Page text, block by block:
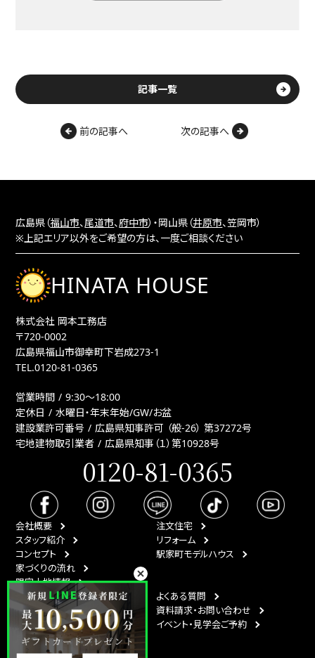
記事一覧
前の記事へ 次の記事へ
広島県（福山市、尾道市、府中市）・岡山県（井原市、笠岡市）
※上記エリア以外をご希望の方は、一度ご相談ください
HINATA HOUSE
株式会社 岡本工務店
〒720-0002
広島県福山市御幸町下岩成273-1
TEL.0120-81-0365
営業時間
9:30〜18:00
定休日
水曜日・年末年始/GW/お盆
建設業許可番号
広島県知事許可 （般-26） 第37272号
宅地建物取引業者
広島県知事（１）第10928号
0120-81-0365
会社概要
スタッフ紹介
コンセプト
家づくりの流れ
限定土地情報
注文住宅
リフォーム
駅家町モデルハウス
最新情報
イベント情報
スタッフブログ
月刊ひなたハウス
よくある質問
資料請求・お問い合わせ
イベント・見学会ご予約
エリア